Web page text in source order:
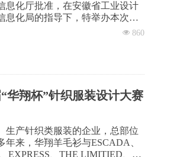
息化厅批准，在安徽省工业设计
息化局的指导下，特举办本次设
넶 860
翔杯”针织服装设计大赛
生产针织类服装的企业，总部位
来，华翔羊毛衫与ESCADA、
EXPRESS、THE LIMITIED、